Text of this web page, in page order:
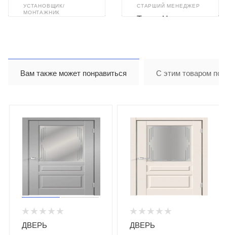
УСТАНОВЩИК/
МОНТАЖНИК
СТАРШИЙ МЕНЕДЖЕР
Тимур Назиров
Вам также может понравиться С этим товаром
ДВЕРЬ
ДВЕРЬ